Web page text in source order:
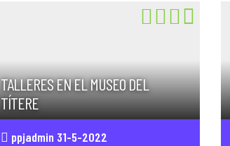
TALLERES EN EL MUSEO DEL
TÍTERE
ppjadmin 31-5-2022